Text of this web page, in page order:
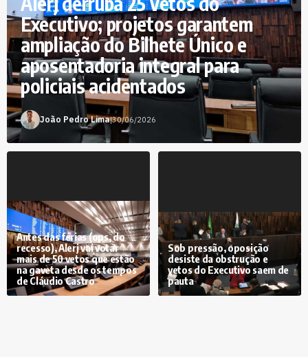
Executivo; projetos garantem
ampliação do Bilhete Único e
aposentadoria integral para
policiais acidentados
João Pedro Lima|30/06/2026
Antes das férias (ops, do
recesso), Alerj vai votar
mais de 50 vetos que estão
na gaveta desde os tempos
de Cláudio Castro
Sob pressão, oposição
desiste da obstrução e
vetos do Executivo saem de
pauta